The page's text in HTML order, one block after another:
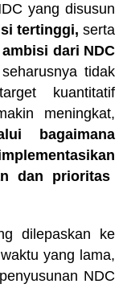
yang disusun
tertinggi, serta
dari NDC
tidak
kuantitatif
meningkat,
bagaimana
dan prioritas
dilepaskan ke
yang lama,
NDC